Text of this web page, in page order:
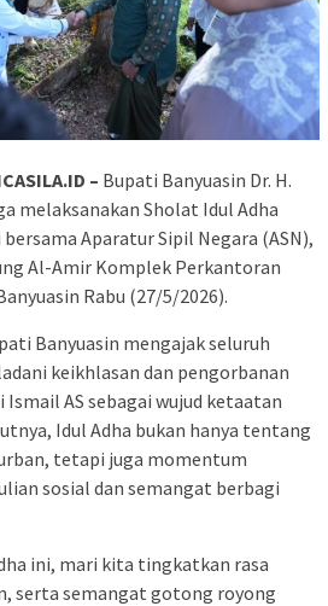
– Bupati Banyuasin Dr. H.
melaksanakan Sholat Idul Adha
Aparatur Sipil Negara (ASN),
Al-Amir Komplek Perkantoran
Rabu (27/5/2026).
Banyuasin mengajak seluruh
keikhlasan dan pengorbanan
Ismail AS sebagai wujud ketaatan
Idul Adha bukan hanya tentang
tetapi juga momentum
sosial dan semangat berbagi
ini, mari kita tingkatkan rasa
serta semangat gotong royong